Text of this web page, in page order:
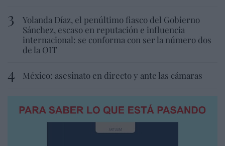
Yolanda Díaz, el penúltimo fiasco del Gobierno
Sánchez, escaso en reputación e influencia
internacional: se conforma con ser la número dos
de la OIT
México: asesinato en directo y ante las cámaras